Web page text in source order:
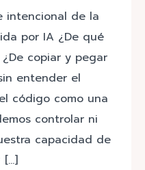
intencional de la
por IA ¿De qué
copiar y pegar
entender el
código como una
controlar ni
capacidad de
[…]